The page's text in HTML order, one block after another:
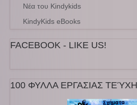
Νέα του Kindykids
KindyKids eBooks
FACEBOOK - LIKE US!
100 ΦΥΛΛΑ ΕΡΓΑΣΙΑΣ